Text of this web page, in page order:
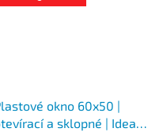
okno 60x50 |
a sklopné | Ideal